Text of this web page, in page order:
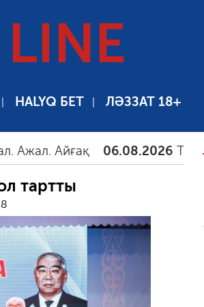
LINE
HALYQ БЕТ ЛӘЗЗАТ 18+
Айғақ 06.08.2026 Тамыздағы
тартты